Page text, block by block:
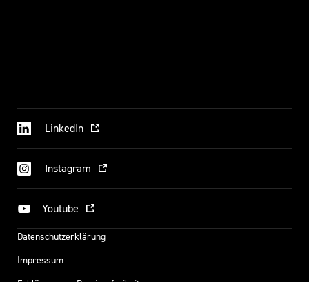
LinkedIn
Instagram
Youtube
Datenschutzerklärung
Impressum